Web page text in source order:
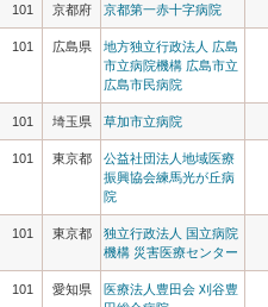
101 京都府 京都第一赤十字病院
101 広島県
地方独立行政法人 広島
市立病院機構 広島市立
広島市民病院
101 埼玉県 草加市立病院
101 東京都
公益社団法人地域医療
振興協会練馬光が丘病
院
101 東京都
独立行政法人 国立病院
機構 災害医療センター
101 愛知県
医療法人豊田会 刈谷豊